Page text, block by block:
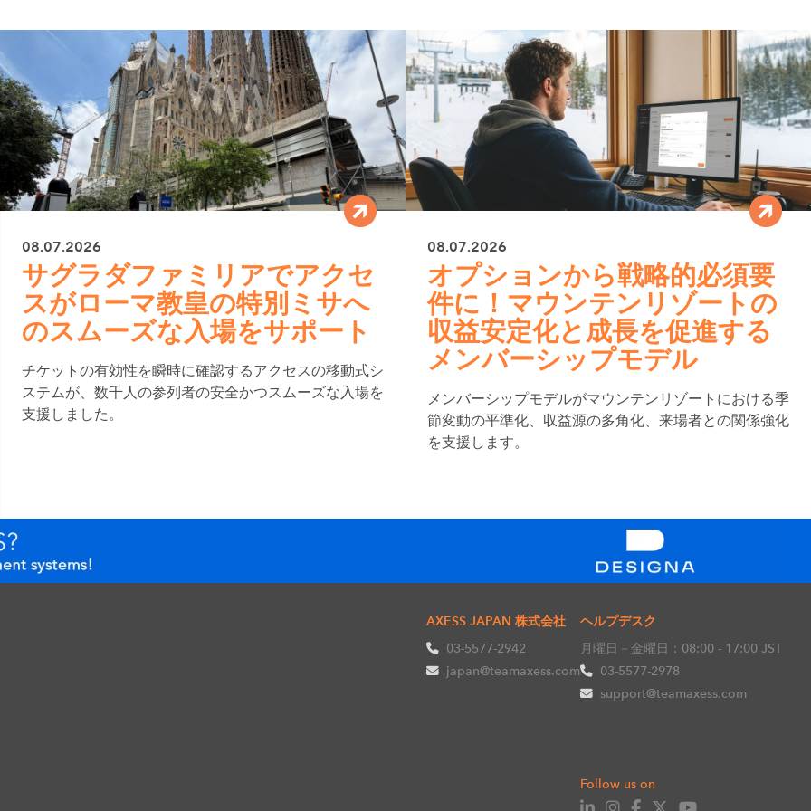
08.07.2026
サグラダファミリアでアクセ
スがローマ教皇の特別ミサへ
のスムーズな入場をサポート
チケットの有効性を瞬時に確認するアクセスの移動式シ
ステムが、数千人の参列者の安全かつスムーズな入場を
支援しました。
08.07.2026
オプションから戦略的必須要
件に！マウンテンリゾートの
収益安定化と成長を促進する
メンバーシップモデル
メンバーシップモデルがマウンテンリゾートにおける季
節変動の平準化、収益源の多角化、来場者との関係強化
を支援します。
AXESS JAPAN 株式会社
03-5577-2942
japan@teamaxess.com
ヘルプデスク
月曜日－金曜日：08:00 - 17:00 JST
03-5577-2978
support@teamaxess.com
Follow us on